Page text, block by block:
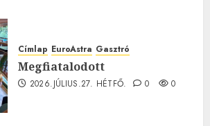
Címlap EuroAstra Gasztró
Megfiatalodott
2026.JÚLIUS.27. HÉTFŐ. 0 0